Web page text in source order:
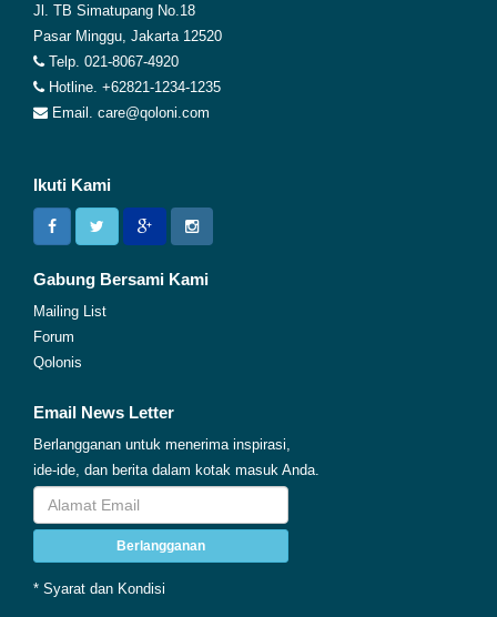
Jl. TB Simatupang No.18
Pasar Minggu, Jakarta 12520
Telp. 021-8067-4920
Hotline. +62821-1234-1235
Email. care@qoloni.com
Ikuti Kami
Gabung Bersami Kami
Mailing List
Forum
Qolonis
Email News Letter
Berlangganan untuk menerima inspirasi,
ide-ide, dan berita dalam kotak masuk Anda.
Berlangganan
* Syarat dan Kondisi